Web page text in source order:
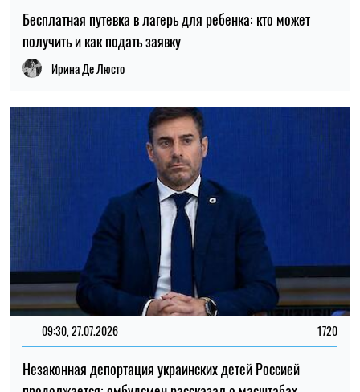
Бесплатная путевка в лагерь для ребенка: кто может
получить и как подать заявку
Ирина Де Люсто
09:30, 27.07.2026 1720
Незаконная депортация украинских детей Россией